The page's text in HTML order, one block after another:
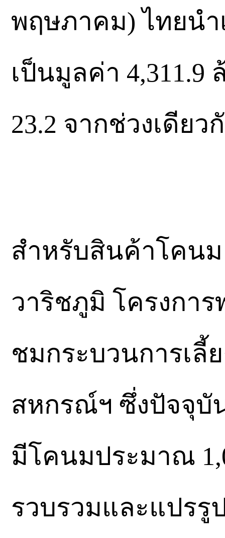
พฤษภาคม) ไทยนำ
เป็นมูลค่า
23.2 จากช่วงเดีย
สำหรับสินค้าโคน
วาริชภูมิ โครงการ
ชมกระบวนการเลี้
สหกรณ์ฯ ซึ่งปัจจุบั
มีโคนมประมาณ
รวบรวมและแปร